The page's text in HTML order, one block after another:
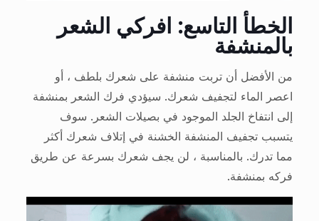
الخطأ التاسع: افركي الشعر
بالمنشفة
من الأفضل أن تربت منشفة على شعرك بلطف ، أو
اعصر الماء لتجفيف شعرك. سيؤدي فرك الشعر بمنشفة
إلى انتفاخ الجلد الموجود في بصيلات الشعر. سوف
يتسبب تجفيف المنشفة الخشنة في إتلاف شعرك أكثر
مما تدرك. بالمناسبة ، لن يجف شعرك بسرعة عن طريق
فركه بمنشفة.